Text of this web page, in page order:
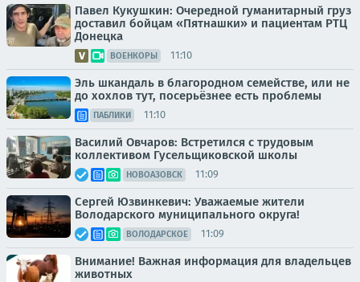
Павел Кукушкин: Очередной гуманитарный груз
доставил бойцам «Пятнашки» и пациентам РТЦ
Донецка
ВОЕНКОРЫ 11:10
Эль шкандаль в благородном семействе, или не
до хохлов тут, посерьёзнее есть проблемы
ПАБЛИКИ 11:10
Василий Овчаров: Встретился с трудовым
коллективом Гусельщиковской школы
НОВОАЗОВСК 11:09
Сергей Юзвинкевич: Уважаемые жители
Володарского муниципального округа!
ВОЛОДАРСКОЕ 11:09
Внимание! Важная информация для владельцев
животных